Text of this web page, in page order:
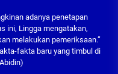
adanya penetapan
ini, Lingga mengatakan,
melakukan pemeriksaan.”
fakta baru yang timbul di